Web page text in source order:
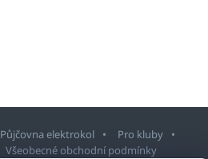
Půjčovna elektrokol
Pro kluby
Všeobecné obchodní podmínky